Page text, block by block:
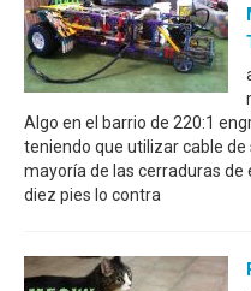
Algo en el barrio de 220:1
teniendo que utilizar cable
mayoría de las cerraduras de
diez pies lo contra